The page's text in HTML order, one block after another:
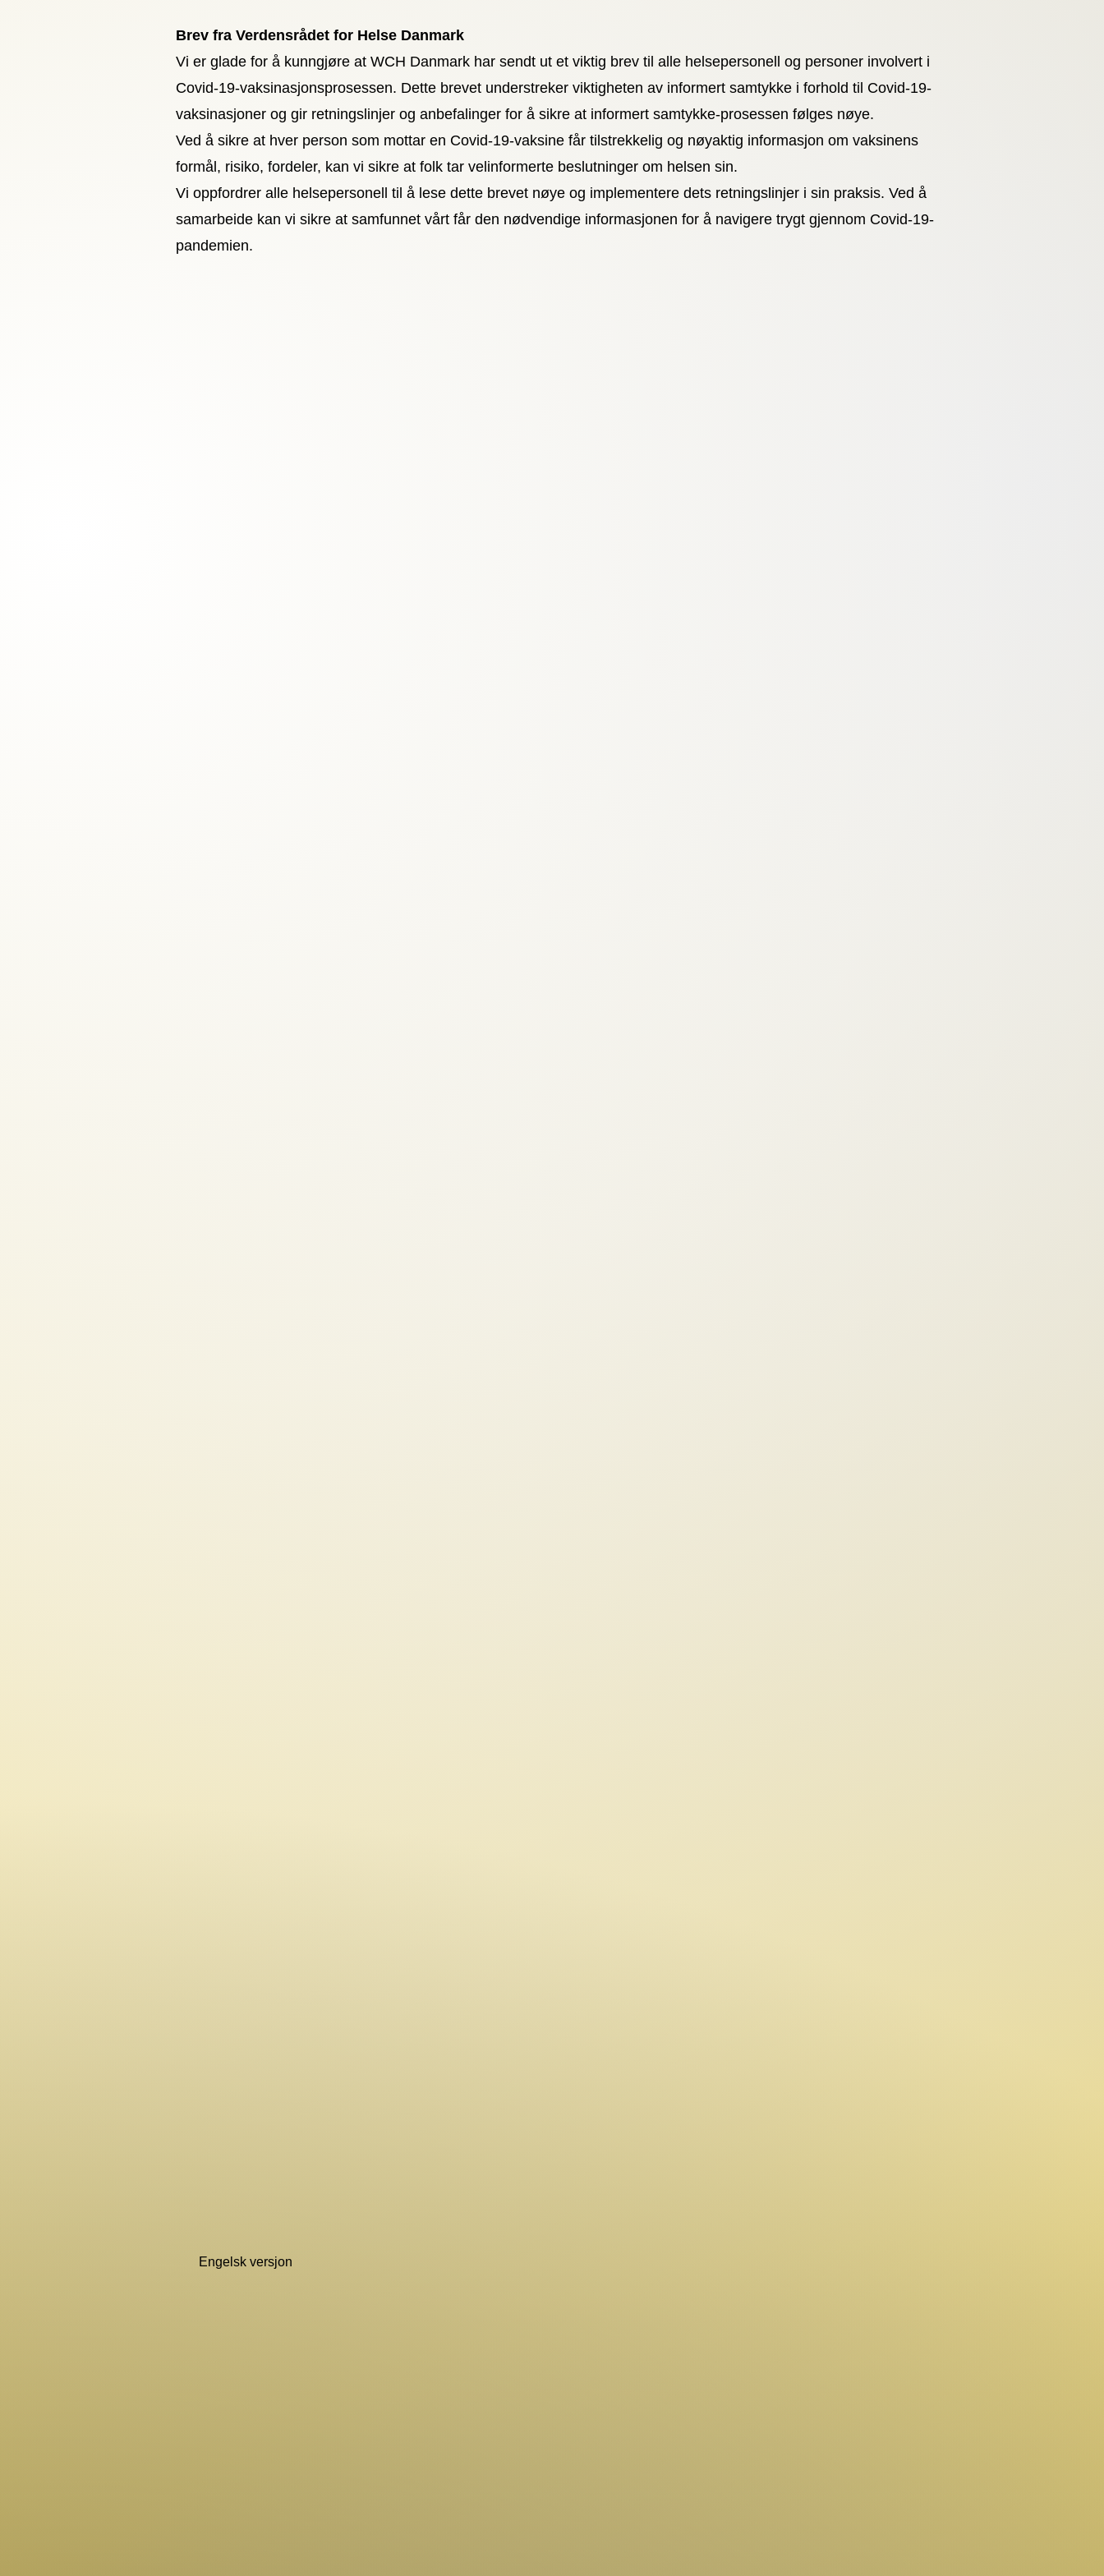
Brev fra Verdensrådet for Helse Danmark
Vi er glade for å kunngjøre at WCH Danmark har sendt ut et viktig brev til alle helsepersonell og personer involvert i
Covid-19-vaksinasjonsprosessen. Dette brevet understreker viktigheten av informert samtykke i forhold til Covid-19-
vaksinasjoner og gir retningslinjer og anbefalinger for å sikre at informert samtykke-prosessen følges nøye.
Ved å sikre at hver person som mottar en Covid-19-vaksine får tilstrekkelig og nøyaktig informasjon om vaksinens
formål, risiko, fordeler, kan vi sikre at folk tar velinformerte beslutninger om helsen sin.
Vi oppfordrer alle helsepersonell til å lese dette brevet nøye og implementere dets retningslinjer i sin praksis. Ved å
samarbeide kan vi sikre at samfunnet vårt får den nødvendige informasjonen for å navigere trygt gjennom Covid-19-
pandemien.
Engelsk versjon